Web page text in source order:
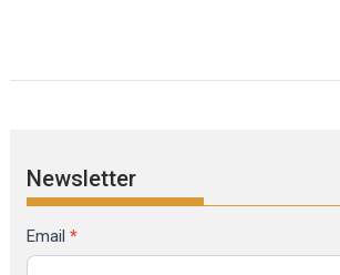
Newsletter
Formulário
de
Email*